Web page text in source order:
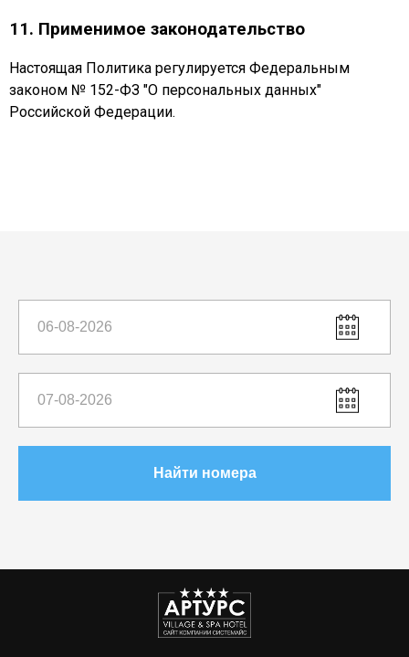
11. Применимое законодательство
Настоящая Политика регулируется Федеральным
законом № 152-ФЗ "О персональных данных"
Российской Федерации.
Найти номера